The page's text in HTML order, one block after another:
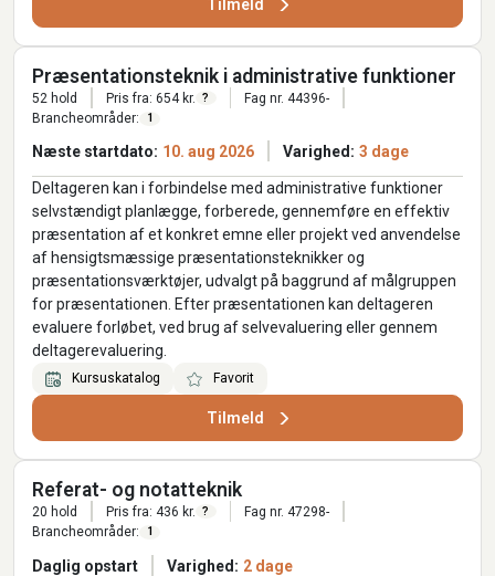
Tilmeld
Præsentationsteknik i administrative funktioner
52 hold Pris fra: 654 kr. ?
Fag nr. 44396-
Brancheområder:
1
Næste startdato: 10. aug 2026 Varighed: 3 dage
Deltageren kan i forbindelse med administrative funktioner
selvstændigt planlægge, forberede, gennemføre en effektiv
præsentation af et konkret emne eller projekt ved anvendelse
af hensigtsmæssige præsentationsteknikker og
præsentationsværktøjer, udvalgt på baggrund af målgruppen
for præsentationen. Efter præsentationen kan deltageren
evaluere forløbet, ved brug af selvevaluering eller gennem
deltagerevaluering.
Kursuskatalog Favorit
Tilmeld
Referat- og notatteknik
20 hold Pris fra: 436 kr. ?
Fag nr. 47298-
Brancheområder:
1
Daglig opstart Varighed: 2 dage